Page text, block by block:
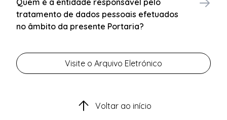
Quem é a entidade responsável pelo
tratamento de dados pessoais efetuados
no âmbito da presente Portaria?
Visite o Arquivo Eletrónico
Voltar ao início